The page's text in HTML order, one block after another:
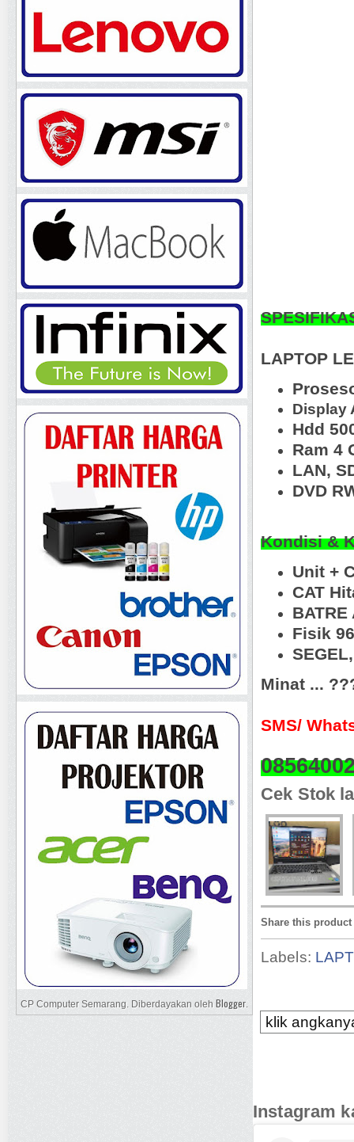
LAPTOP
Display
Hdd
Ram 4
LAN,
DVD
Kondisi &
Unit +
CAT
BATRE
Fisik
Minat ...
SMS/
Cek Stok
Share this product
Labels:
klik
Instagram
CP Computer Semarang. Diberdayakan oleh Blogger.